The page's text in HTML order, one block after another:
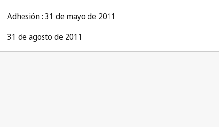
Adhesión : 31 de mayo de 2011
31 de agosto de 2011